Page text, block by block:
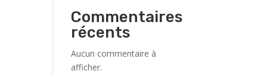
Commentaires
récents
Aucun commentaire à
afficher.